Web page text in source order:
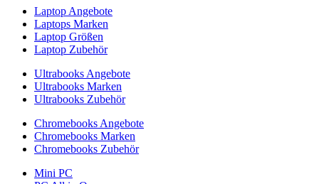
Laptop Angebote
Laptops Marken
Laptop Größen
Laptop Zubehör
Ultrabooks Angebote
Ultrabooks Marken
Ultrabooks Zubehör
Chromebooks Angebote
Chromebooks Marken
Chromebooks Zubehör
Mini PC